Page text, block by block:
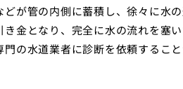
が管の内側に蓄積し、徐々に水
金となり、完全に水の流れを塞
の水道業者に診断を依頼するこ